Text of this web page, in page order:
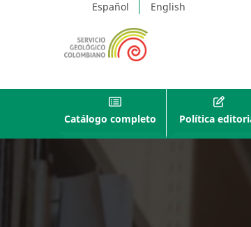
Español English
Catálogo completo Política